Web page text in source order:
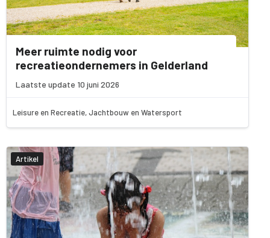
Meer ruimte nodig voor
recreatieondernemers in Gelderland
Laatste update 10 juni 2026
Leisure en Recreatie, Jachtbouw en Watersport
Artikel